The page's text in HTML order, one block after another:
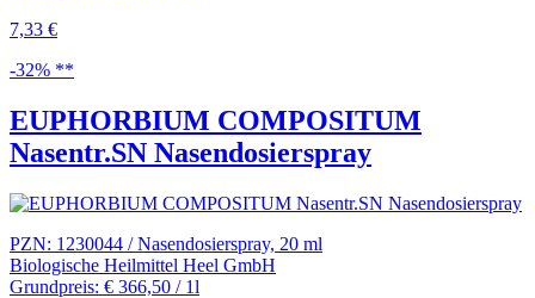
7,33 €
-32% **
EUPHORBIUM COMPOSITUM
Nasentr.SN Nasendosierspray
PZN: 1230044 / Nasendosierspray, 20 ml
Biologische Heilmittel Heel GmbH
Grundpreis: € 366,50 / 1l